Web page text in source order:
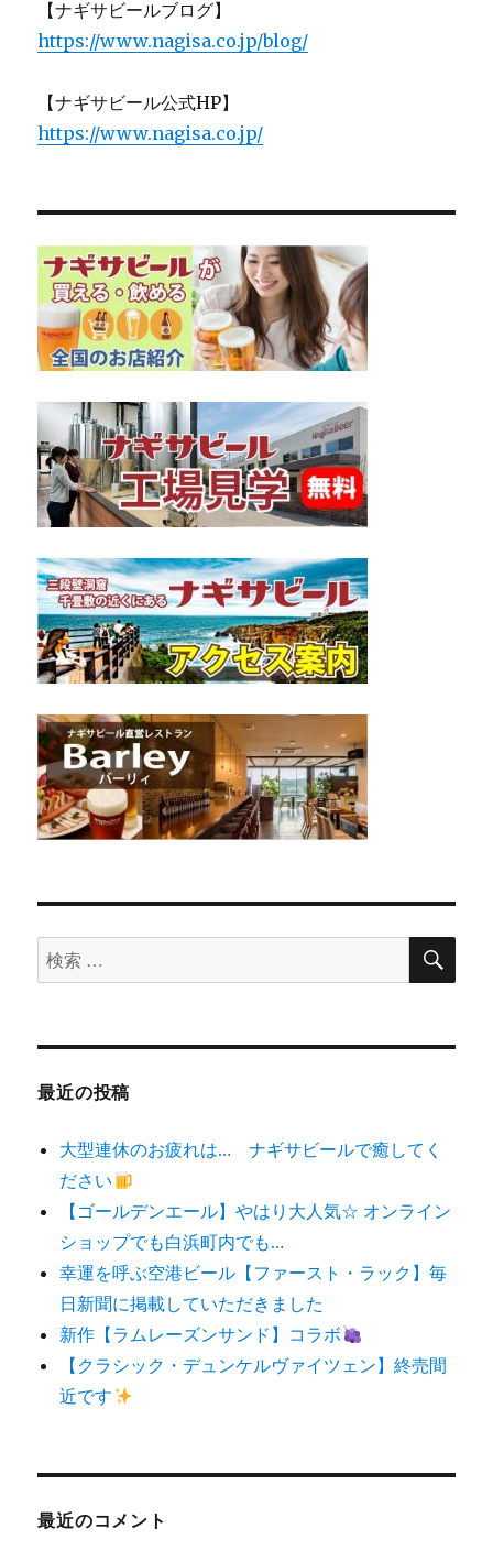
【ナギサビールブログ】
https://www.nagisa.co.jp/blog/
【ナギサビール公式HP】
https://www.nagisa.co.jp/
検
索
象:
検
最近の投稿
大型連休のお疲れは… ナギサビールで癒してく
ださい
【ゴールデンエール】やはり大人気☆ オンライン
ショップでも白浜町内でも…
幸運を呼ぶ空港ビール【ファースト・ラック】毎
日新聞に掲載していただきました
新作【ラムレーズンサンド】コラボ
【クラシック・デュンケルヴァイツェン】終売間
近です
最近のコメント